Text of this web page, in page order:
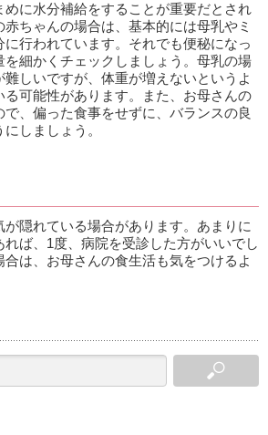
に水分補給をすることが重要だとされ
ちゃんの場合は、基本的には母乳やミ
に行われています。それでも便秘になっ
細かくチェックしましょう。母乳の場
しいですが、体重が増えないというよ
る可能性があります。また、お母さんの
、偏った食事をせずに、バランスの良
しましょう。
隠れている場合があります。あまりに
れば、1度、病院を受診した方がいいでし
合は、お母さんの食生活も気をつけるよ